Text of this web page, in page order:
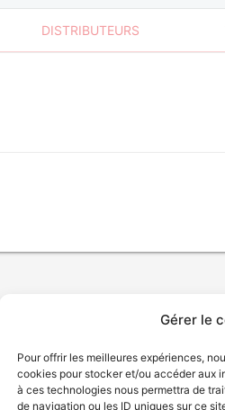
Gérer le
Pour offrir les meilleures expériences,
cookies pour stocker et/ou accéder aux
à ces technologies nous permettra de
de navigation ou les ID uniques sur ce
DISTRIBUTEURS
Déclaration de services